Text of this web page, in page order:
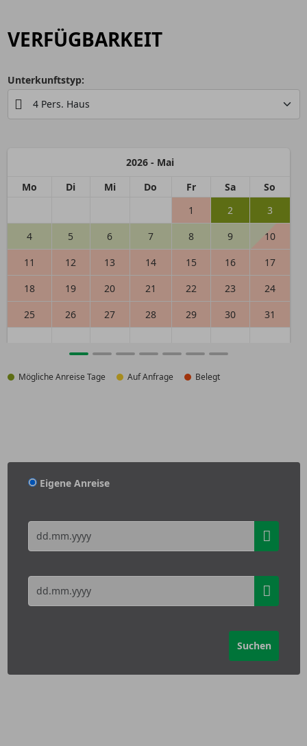
VERFÜGBARKEIT
Unterkunftstyp:
2026 - Mai
Mo
Di Mi Do Fr Sa
So
1
2
3
4
5 6 7 8 9
10
11
12 13 14 15 16
17
18
19 20 21 22 23
24
25
26 27 28 29 30 31
Mögliche Anreise Tage Auf Anfrage Belegt
Eigene Anreise